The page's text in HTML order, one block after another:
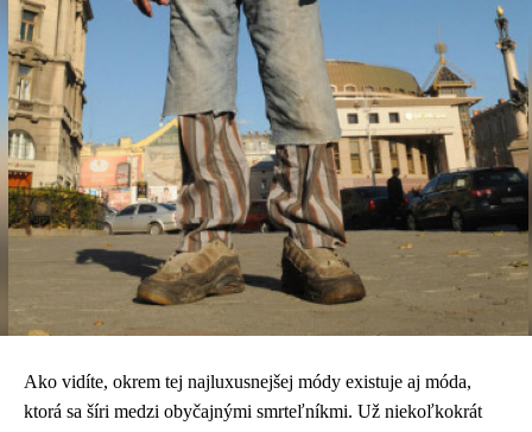
Ako vidíte, okrem tej najluxusnejšej módy existuje aj móda,
ktorá sa šíri medzi obyčajnými smrteľníkmi. Už niekoľkokrát